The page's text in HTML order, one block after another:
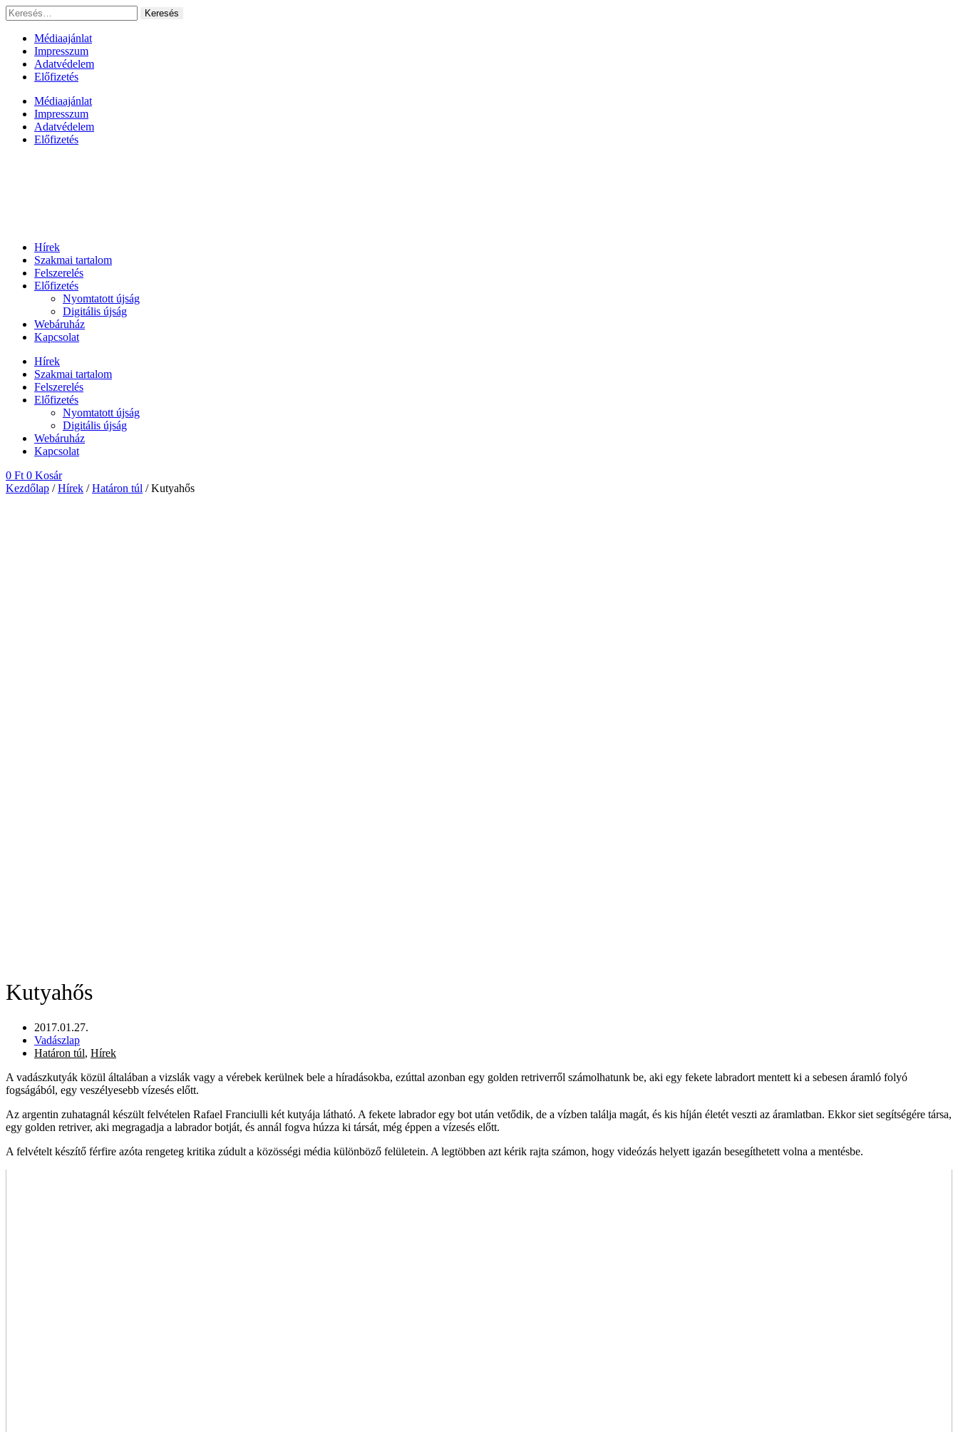
Ugrás
a
tartalomhoz
Keresés:
Médiaajánlat
Impresszum
Adatvédelem
Előfizetés
Médiaajánlat
Impresszum
Adatvédelem
Előfizetés
Hírek
Szakmai tartalom
Felszerelés
Előfizetés
Nyomtatott újság
Digitális újság
Webáruház
Kapcsolat
Hírek
Szakmai tartalom
Felszerelés
Előfizetés
Nyomtatott újság
Digitális újság
Webáruház
Kapcsolat
0 Ft 0 Kosár
Kezdőlap /Hírek /Határon túl / Kutyahős
Kutyahős
2017.01.27.
Vadászlap
Határon túl, Hírek
A vadászkutyák közül általában a vizslák vagy a vérebek kerülnek bele a híradásokba, ezúttal azonban egy golden retriverről számolhatunk be, aki egy fekete labradort mentett ki a sebesen áramló folyó
fogságából, egy veszélyesebb vízesés előtt.
Az argentin zuhatagnál készült felvételen Rafael Franciulli két kutyája látható. A fekete labrador egy bot után vetődik, de a vízben találja magát, és kis híján életét veszti az áramlatban. Ekkor siet segítségére társa,
egy golden retriver, aki megragadja a labrador botját, és annál fogva húzza ki társát, még éppen a vízesés előtt.
A felvételt készítő férfire azóta rengeteg kritika zúdult a közösségi média különböző felületein. A legtöbben azt kérik rajta számon, hogy videózás helyett igazán besegíthetett volna a mentésbe.